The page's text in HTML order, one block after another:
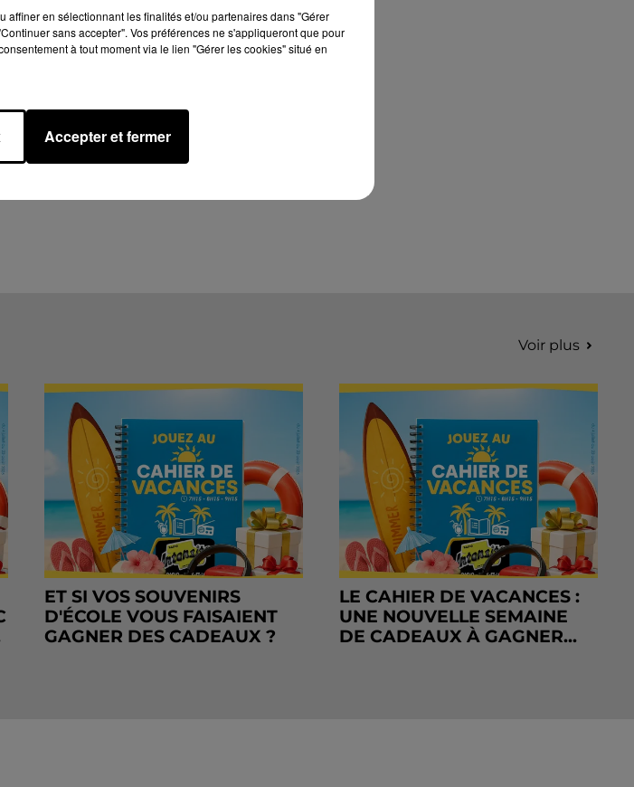
Voir plus
ET SI VOS SOUVENIRS
D'ÉCOLE VOUS FAISAIENT
GAGNER DES CADEAUX ?
LE CAHIER DE VACANCES :
UNE NOUVELLE SEMAINE
DE CADEAUX À GAGNER...
affiner en sélectionnant les finalités et/ou partenaires dans "Gérer
sans accepter". Vos préférences ne s'appliqueront que pour
à tout moment via le lien "Gérer les cookies" situé en
Accepter et fermer